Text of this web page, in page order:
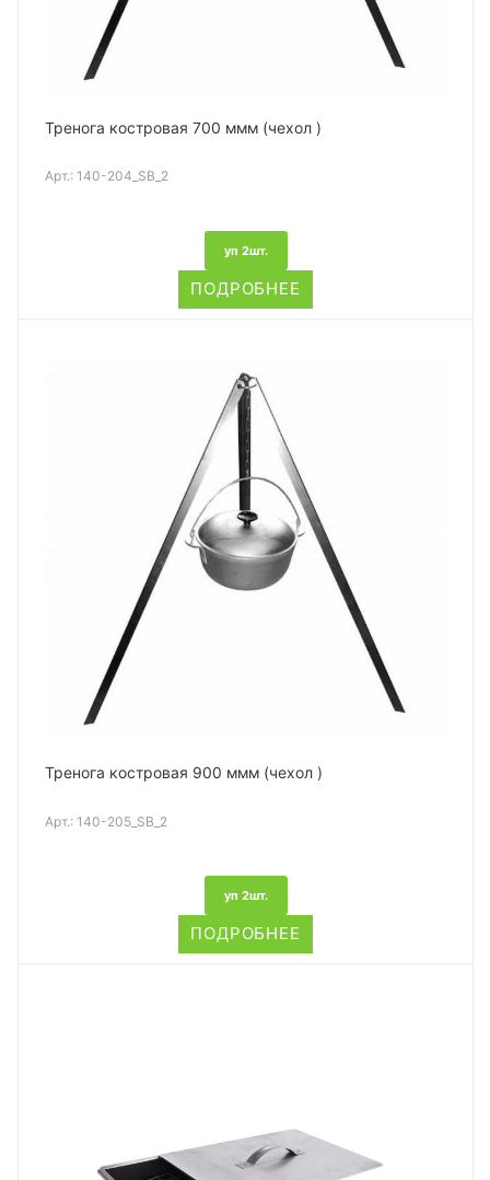
Тренога костровая 700 ммм (чехол )
Арт.: 140-204_SB_2
уп 2шт.
ПОДРОБНЕЕ
Тренога костровая 900 ммм (чехол )
Арт.: 140-205_SB_2
уп 2шт.
ПОДРОБНЕЕ